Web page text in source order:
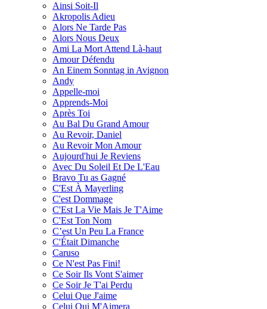
Ainsi Soit-Il
Akropolis Adieu
Alors Ne Tarde Pas
Alors Nous Deux
Ami La Mort Attend Là-haut
Amour Défendu
An Einem Sonntag in Avignon
Andy
Appelle-moi
Apprends-Moi
Après Toi
Au Bal Du Grand Amour
Au Revoir, Daniel
Au Revoir Mon Amour
Aujourd'hui Je Reviens
Avec Du Soleil Et De L'Eau
Bravo Tu as Gagné
C'Est À Mayerling
C'est Dommage
C'Est La Vie Mais Je T'Aime
C'Est Ton Nom
C’est Un Peu La France
C'Était Dimanche
Caruso
Ce N'est Pas Fini!
Ce Soir Ils Vont S'aimer
Ce Soir Je T'ai Perdu
Celui Que J'aime
Celui Qui M'Aimera